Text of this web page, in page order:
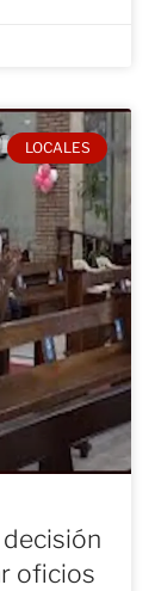
LOCALES
oficios